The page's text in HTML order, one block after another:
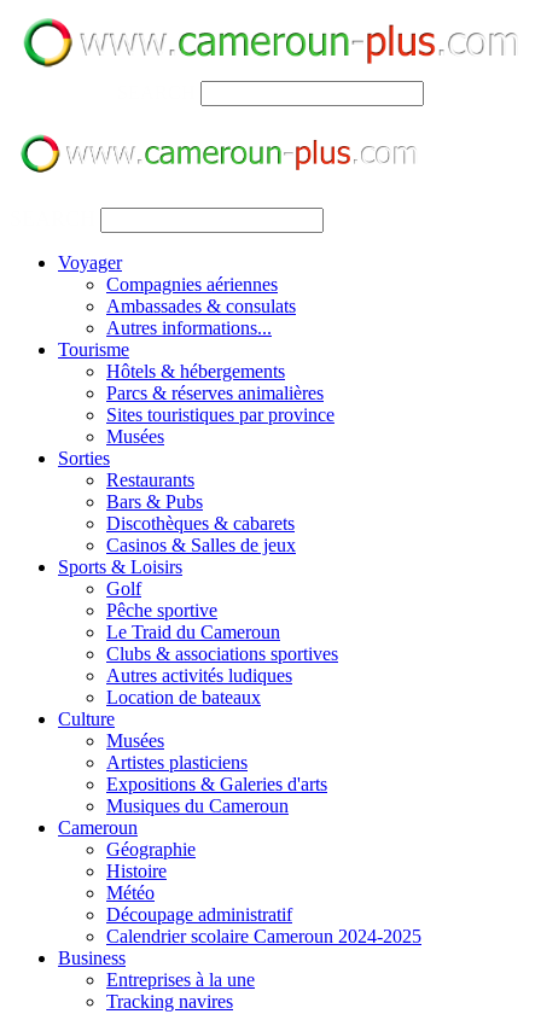
Voyager
Compagnies aériennes
Ambassades & consulats
Autres informations...
Tourisme
Hôtels & hébergements
Parcs & réserves animalières
Sites touristiques par province
Musées
Sorties
Restaurants
Bars & Pubs
Discothèques & cabarets
Casinos & Salles de jeux
Sports & Loisirs
Golf
Pêche sportive
Le Traid du Cameroun
Clubs & associations sportives
Autres activités ludiques
Location de bateaux
Culture
Musées
Artistes plasticiens
Expositions & Galeries d'arts
Musiques du Cameroun
Cameroun
Géographie
Histoire
Météo
Découpage administratif
Calendrier scolaire Cameroun 2024-2025
Business
Entreprises à la une
Tracking navires